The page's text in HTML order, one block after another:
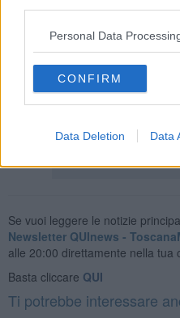
Personal Data
CONFIRM
Data Deletion Data
il permesso di parlargli
conoscerla invitandola a
Il ragazzo deluso rispose:
poesia al mio amore”.
Se vuoi leggere le notizie
Newsletter QUInews -
alle 20:00 direttamente nella tua
Basta cliccare QUI
Ti potrebbe interessare